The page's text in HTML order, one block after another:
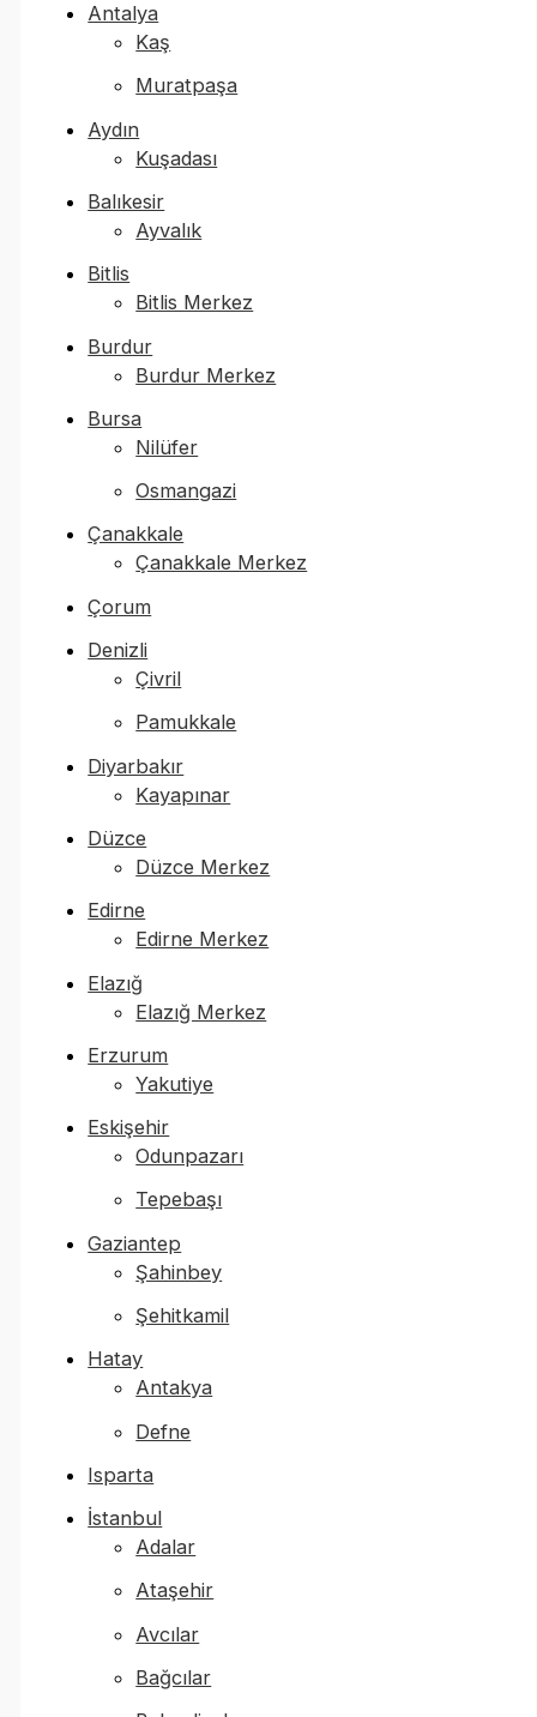
Antalya
Kaş
Muratpaşa
Aydın
Kuşadası
Balıkesir
Ayvalık
Bitlis
Bitlis Merkez
Burdur
Burdur Merkez
Bursa
Nilüfer
Osmangazi
Çanakkale
Çanakkale Merkez
Çorum
Denizli
Çivril
Pamukkale
Diyarbakır
Kayapınar
Düzce
Düzce Merkez
Edirne
Edirne Merkez
Elazığ
Elazığ Merkez
Erzurum
Yakutiye
Eskişehir
Odunpazarı
Tepebaşı
Gaziantep
Şahinbey
Şehitkamil
Hatay
Antakya
Defne
Isparta
İstanbul
Adalar
Ataşehir
Avcılar
Bağcılar